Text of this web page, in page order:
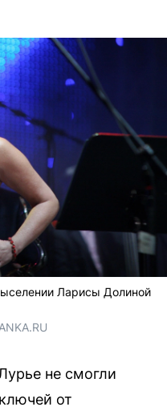
Ларисы Долиной
не смогли
от